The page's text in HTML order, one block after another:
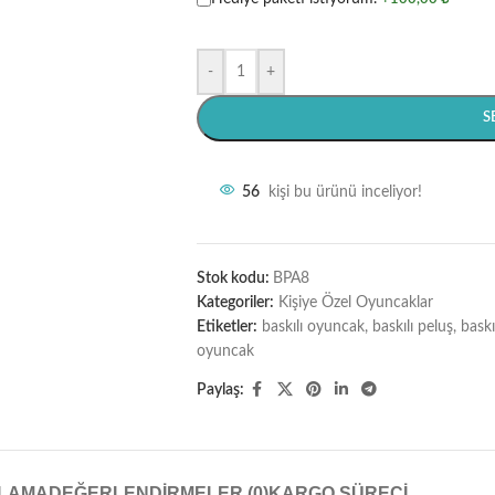
- +
56 kişi bu ürünü inceliyor!
Stok kodu: BPA8
Kategoriler: Kişiye Özel Oyuncaklar
Etiketler: baskılı oyuncak, baskılı peluş,
oyuncak
Paylaş: